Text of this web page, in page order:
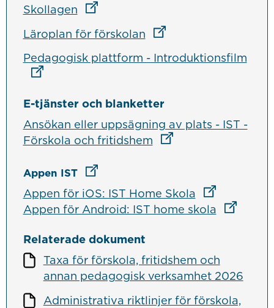
SkollagenLänk till annan webbplats
Läroplan för förskolanLänk till annan
Pedagogisk plattform - Introduktionsfilm
E-tjänster och blanketter
Ansökan eller uppsägning av plats - IST -
Förskola och fritidshemLänk till annan
Appen ISTLänk till annan webbplats
Appen för iOS: IST Home SkolaLänk till
Appen för Android: IST home skolaLänk till
Relaterade dokument
Taxa för förskola, fritidshem och
annan pedagogisk verksamhet 2026
Administrativa riktlinjer för förskola,